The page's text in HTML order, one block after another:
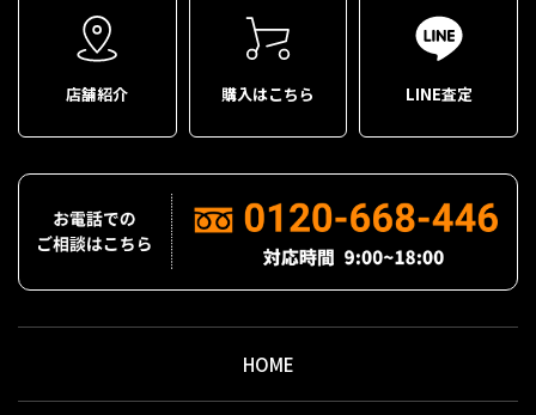
店舗紹介 購入はこちら LINE査定
HOME